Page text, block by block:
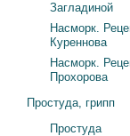
Загладиной
Насморк.
Куреннова
Насморк.
Прохорова
Простуда, грипп
Простуда